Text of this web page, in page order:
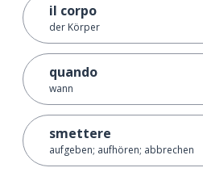
il corpo
der Körper
quando
wann
smettere
aufgeben; aufhören; abbrechen